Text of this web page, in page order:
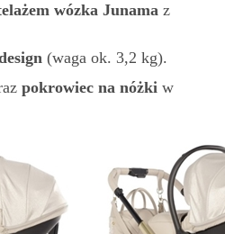
wózka Junama z
(waga ok. 3,2 kg).
pokrowiec na nóżki w